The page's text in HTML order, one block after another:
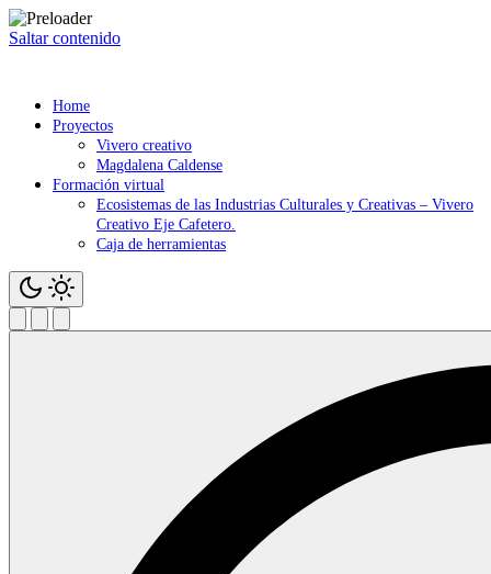
Saltar contenido
Home
Proyectos
Vivero creativo
Magdalena Caldense
Formación virtual
Ecosistemas de las Industrias Culturales y Creativas – Vivero
Creativo Eje Cafetero.
Caja de herramientas